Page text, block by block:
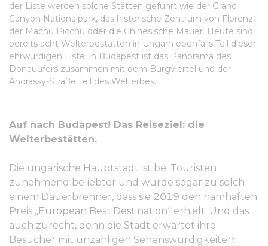
der Liste werden solche Stätten geführt wie der Grand
Canyon Nationalpark, das historische Zentrum von Florenz,
der Machu Picchu oder die Chinesische Mauer. Heute sind
bereits acht Welterbestätten in Ungarn ebenfalls Teil dieser
ehrwürdigen Liste; in Budapest ist das Panorama des
Donauufers zusammen mit dem Burgviertel und der
Andrássy-Straße Teil des Welterbes.
Auf nach Budapest! Das Reiseziel: die
Welterbestätten.
Die ungarische Hauptstadt ist bei Touristen
zunehmend beliebter und wurde sogar zu solch
einem Dauerbrenner, dass sie 2019 den namhaften
Preis „European Best Destination“ erhielt. Und das
auch zurecht, denn die Stadt erwartet ihre
Besucher mit unzähligen Sehenswürdigkeiten: